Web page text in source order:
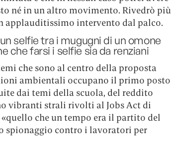
né in un altro movimento. Rivedrò più
applauditissimo intervento dal palco.
selfie tra i mugugni di un omone
che farsi i selfie sia da renziani
che sono al centro della proposta
ambientali occupano il primo posto
dai temi della scuola, del reddito
vibranti strali rivolti al Jobs Act di
che un tempo era il partito del
spionaggio contro i lavoratori per